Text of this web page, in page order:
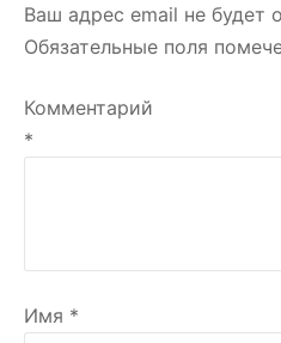
Ваш адрес email не будет
Обязательные поля
Комментарий
*
Имя *